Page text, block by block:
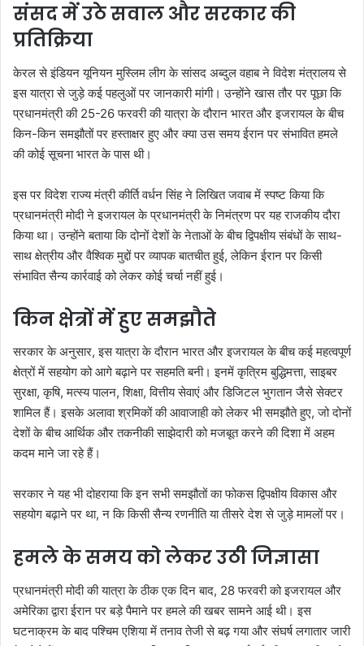
संसद में उठे सवाल और सरकार की
प्रतिक्रिया
केरल से इंडियन यूनियन मुस्लिम लीग के सांसद अब्दुल वहाब ने विदेश मंत्रालय से
इस यात्रा से जुड़े कई पहलुओं पर जानकारी मांगी। उन्होंने खास तौर पर पूछा कि
प्रधानमंत्री की 25-26 फरवरी की यात्रा के दौरान भारत और इजरायल के बीच
किन-किन समझौतों पर हस्ताक्षर हुए और क्या उस समय ईरान पर संभावित हमले
की कोई सूचना भारत के पास थी।
इस पर विदेश राज्य मंत्री कीर्ति वर्धन सिंह ने लिखित जवाब में स्पष्ट किया कि
प्रधानमंत्री मोदी ने इजरायल के प्रधानमंत्री के निमंत्रण पर यह राजकीय दौरा
किया था। उन्होंने बताया कि दोनों देशों के नेताओं के बीच द्विपक्षीय संबंधों के साथ-
साथ क्षेत्रीय और वैश्विक मुद्दों पर व्यापक बातचीत हुई, लेकिन ईरान पर किसी
संभावित सैन्य कार्रवाई को लेकर कोई चर्चा नहीं हुई।
किन क्षेत्रों में हुए समझौते
सरकार के अनुसार, इस यात्रा के दौरान भारत और इजरायल के बीच कई महत्वपूर्ण
क्षेत्रों में सहयोग को आगे बढ़ाने पर सहमति बनी। इनमें कृत्रिम बुद्धिमत्ता, साइबर
सुरक्षा, कृषि, मत्स्य पालन, शिक्षा, वित्तीय सेवाएं और डिजिटल भुगतान जैसे सेक्टर
शामिल हैं। इसके अलावा श्रमिकों की आवाजाही को लेकर भी समझौते हुए, जो दोनों
देशों के बीच आर्थिक और तकनीकी साझेदारी को मजबूत करने की दिशा में अहम
कदम माने जा रहे हैं।
सरकार ने यह भी दोहराया कि इन सभी समझौतों का फोकस द्विपक्षीय विकास और
सहयोग बढ़ाने पर था, न कि किसी सैन्य रणनीति या तीसरे देश से जुड़े मामलों पर।
हमले के समय को लेकर उठी जिज्ञासा
प्रधानमंत्री मोदी की यात्रा के ठीक एक दिन बाद, 28 फरवरी को इजरायल और
अमेरिका द्वारा ईरान पर बड़े पैमाने पर हमले की खबर सामने आई थी। इस
घटनाक्रम के बाद पश्चिम एशिया में तनाव तेजी से बढ़ गया और संघर्ष लगातार जारी